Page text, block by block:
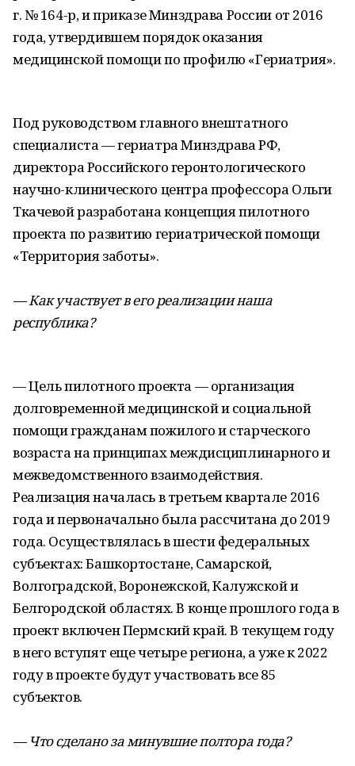
г. № 164-р, и приказе Минздрава России от 2016
года, утвердившем порядок оказания
медицинской помощи по профилю «Гериатрия».
Под руководством главного внештатного
специалиста — гериатра Минздрава РФ,
директора Российского геронтологического
научно-клинического центра профессора Ольги
Ткачевой разработана концепция пилотного
проекта по развитию гериатрической помощи
«Территория заботы».
— Как участвует в его реализации наша
республика?
— Цель пилотного проекта — организация
долговременной медицинской и социальной
помощи гражданам пожилого и старческого
возраста на принципах междисциплинарного и
межведомственного взаимодействия.
Реализация началась в третьем квартале 2016
года и первоначально была рассчитана до 2019
года. Осуществлялась в шести федеральных
субъектах: Башкортостане, Самарской,
Волгоградской, Воронежской, Калужской и
Белгородской областях. В конце прошлого года в
проект включен Пермский край. В текущем году
в него вступят еще четыре региона, а уже к 2022
году в проекте будут участвовать все 85
субъектов.
— Что сделано за минувшие полтора года?